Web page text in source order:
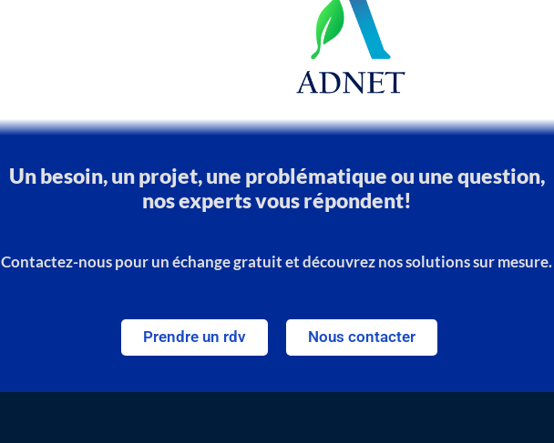
Un besoin, un projet, une problématique ou une question,
nos experts vous répondent!
Contactez-nous pour un échange gratuit et découvrez nos solutions sur mesure.
Prendre un rdv Nous contacter